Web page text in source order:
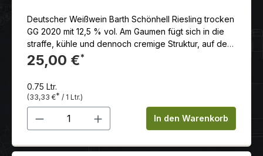
Deutscher Weißwein Barth Schönhell Riesling trocken
GG 2020 mit 12,5 % vol. Am Gaumen fügt sich in die
straffe, kühle und dennoch cremige Struktur, auf der
Feuerstein und Salzigkeit aufeinandertreffen. Der
Feingeist: verfängt mit seiner ersten Verspieltheit, um
gute Portion rieslingtypischer Aprikose im Duft und
am Gaumen fügt sich in die straffe, kühle und
dennoch cremige Struktur, auf der Feuerstein und
Salzigkeit aufeinandertreffen. Der Wein wirkt dicht
25,00 €*
0.75 Ltr.
(33,33 €* / 1 Ltr.)
Produkt Anzahl: Gib denIn den Warenkorb